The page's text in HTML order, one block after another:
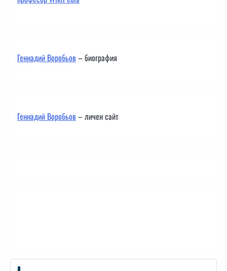
Геннадий Воробьов– биография
Геннадий Воробьов– личен сайт